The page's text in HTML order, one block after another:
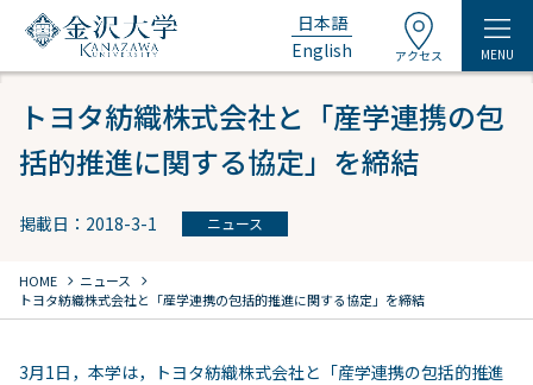
日本語
English
アクセス MENU
トヨタ紡織株式会社と「産学連携の包
括的推進に関する協定」を締結
掲載日：2018-3-1 ニュース
HOME chevron_right ニュース chevron_right
トヨタ紡織株式会社と「産学連携の包括的推進に関する協定」を締結
3月1日，本学は，トヨタ紡織株式会社と「産学連携の包括的推進